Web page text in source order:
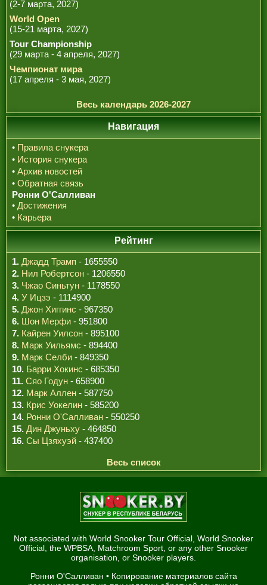
(2-7 марта, 2027)
World Open
(15-21 марта, 2027)
Tour Championship
(29 марта - 4 апреля, 2027)
Чемпионат мира
(17 апреля - 3 мая, 2027)
Весь календарь 2026-2027
Навигация
• Правила снукера
• История снукера
• Архив новостей
• Обратная связь
Ронни О'Салливан
• Достижения
• Карьера
Рейтинг
1. Джадд Трамп - 1655550
2. Нил Робертсон - 1206550
3. Чжао Синьтун - 1178550
4. У Ицзэ - 1114900
5. Джон Хиггинс - 967350
6. Шон Мерфи - 951800
7. Кайрен Уилсон - 895100
8. Марк Уильямс - 894400
9. Марк Селби - 849350
10. Барри Хокинс - 685350
11. Сяо Годун - 658900
12. Марк Аллен - 587750
13. Крис Уокелин - 585200
14. Ронни О'Салливан - 550250
15. Дин Джуньху - 464850
16. Сы Цзяхуэй - 437400
Весь список
Not associated with World Snooker Tour Official, World Snooker
Official, the WPBSA, Matchroom Sport, or any other Snooker
organisation, or Snooker players.
Ронни О'Салливан • Копирование материалов сайта